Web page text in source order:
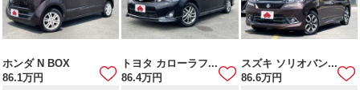
ホンダ N BOX
86.1万円
トヨタ カローラフ...
86.4万円
スズキ ソリオバン...
86.6万円